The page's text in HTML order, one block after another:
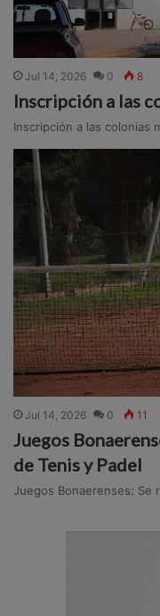
Jul 14, 2026 0 8
Inscripción a las
Inscripción a las colonias
Jul 14, 2026 0 11
Juegos
de Tenis y Padel
Juegos Bonaerenses: Se